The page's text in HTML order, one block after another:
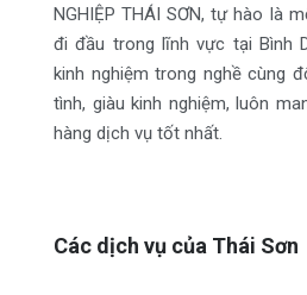
NGHIỆP THÁI SƠN, tự hào là
đi đầu trong lĩnh vực tại Bình
kinh nghiệm trong nghề cùng
tình, giàu kinh nghiệm, luôn
hàng dịch vụ tốt nhất.
Các dịch vụ của Thái Sơn